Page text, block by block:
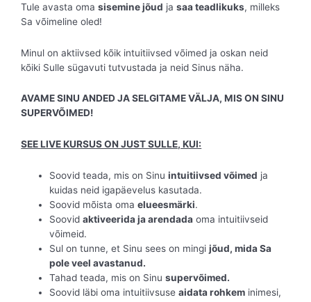
Tule avasta omasisemine jõud jasaa teadlikuks, milleks
Sa võimeline oled!
Minul on aktiivsed kõik intuitiivsed võimed ja oskan neid
kõiki Sulle sügavuti tutvustada ja neid Sinus näha.
AVAME SINU ANDED JA SELGITAME VÄLJA, MIS ON SINU
SUPERVÕIMED!
SEE LIVE KURSUS ON JUST SULLE, KUI:
Soovid teada, mis on Sinuintuitiivsed võimed ja
kuidas neid igapäevelus kasutada.
Soovid mõista omaelueesmärki.
Soovidaktiveerida ja arendada oma intuitiivseid
võimeid.
Sul on tunne, et Sinu sees on mingijõud, mida Sa
pole veel avastanud.
Tahad teada, mis on Sinusupervõimed.
Soovid läbi oma intuitiivsuseaidata rohkem inimesi,